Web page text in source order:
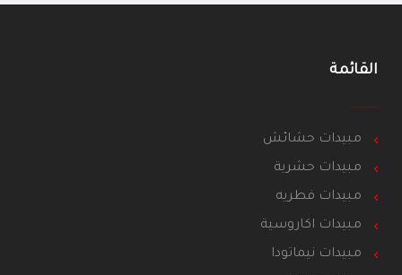
القائمة
مبيدات حشائش
مبيدات حشرية
مبيدات فطريه
مبيدات اكاروسية
مبيدات نيماتودا